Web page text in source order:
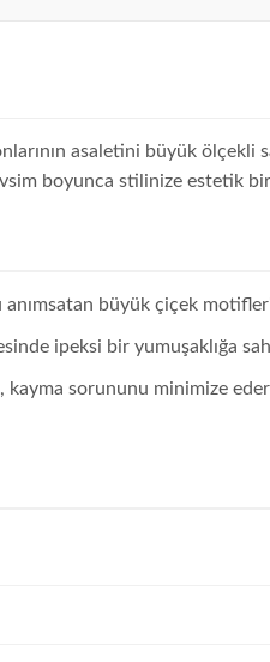
asaletini büyük
boyunca stilinize estetik
anımsatan büyük çiçek
ipeksi bir yumuşaklığa
kayma sorununu minimize